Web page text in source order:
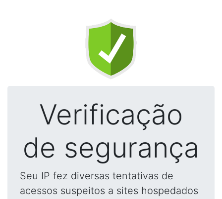
Verificação
de segurança
Seu IP fez diversas tentativas de
acessos suspeitos a sites hospedados